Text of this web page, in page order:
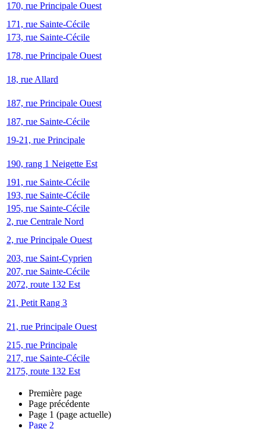
170, rue Principale Ouest
171, rue Sainte-Cécile
173, rue Sainte-Cécile
178, rue Principale Ouest
18, rue Allard
187, rue Principale Ouest
187, rue Sainte-Cécile
19-21, rue Principale
190, rang 1 Neigette Est
191, rue Sainte-Cécile
193, rue Sainte-Cécile
195, rue Sainte-Cécile
2, rue Centrale Nord
2, rue Principale Ouest
203, rue Saint-Cyprien
207, rue Sainte-Cécile
2072, route 132 Est
21, Petit Rang 3
21, rue Principale Ouest
215, rue Principale
217, rue Sainte-Cécile
2175, route 132 Est
Première page
Page précédente
Page 1 (page actuelle)
Page 2